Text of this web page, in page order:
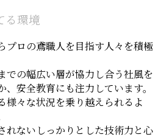
る環境
プロの鳶職人を目指す人々を積極
での幅広い層が協力し合う社風を
安全教育にも注力しています。
様々な状況を乗り越えられるよ
れないしっかりとした技術力と心